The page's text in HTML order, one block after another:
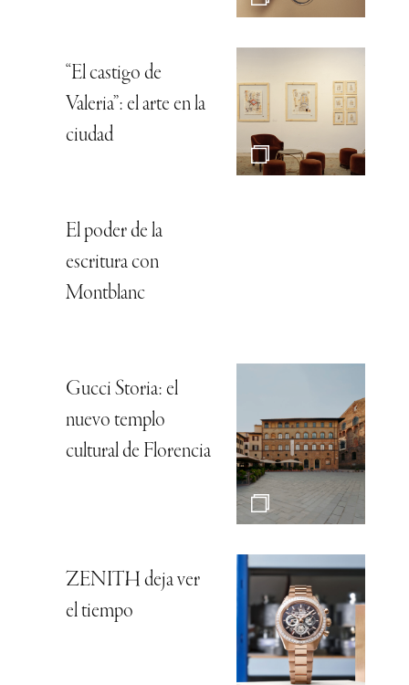
“El castigo de
Valeria”: el arte en la
ciudad
El poder de la
escritura con
Montblanc
Gucci Storia: el
nuevo templo
cultural de Florencia
ZENITH deja ver
el tiempo